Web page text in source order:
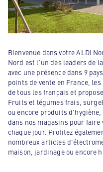
Bienvenue dans votre ALDI
Nord est l'un des leaders de
avec une présence dans 9
points de vente en France,
de tous les français et
Fruits et légumes frais,
ou encore produits
dans nos magasins pour faire
chaque jour. Profitez
nombreux articles
maison, jardinage ou encore